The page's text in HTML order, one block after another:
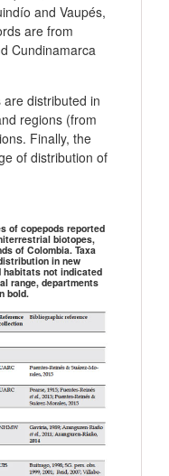
and Vaupés,
are from
Cundinamarca
distributed in
regions (from
Finally, the
of distribution of
of copepods reported
biotopes,
of Colombia. Taxa
in new
habitats not indicated
range, departments
bold.